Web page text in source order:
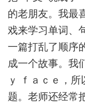
的老朋友。我最
戏来学习单词、
一篇打乱了顺序
成一个故事。我
ｙ ｆａｃｅ，
题。老师还经常